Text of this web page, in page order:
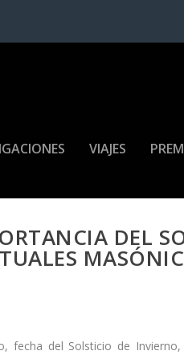
VIAJES
DEL
fecha del Solsticio de